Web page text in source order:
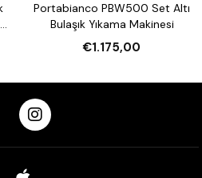
Portabianco PBW500 Set Altı
Bulaşık Yıkama Makinesi
€1.175,00